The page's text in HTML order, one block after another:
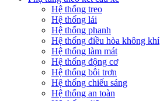
Hệ thống treo
Hệ thống lái
Hệ thống phanh
Hệ thống điều hòa không khí
Hệ thống làm mát
Hệ thống động cơ
Hệ thống bôi trơn
Hệ thống chiếu sáng
Hệ thống an toàn